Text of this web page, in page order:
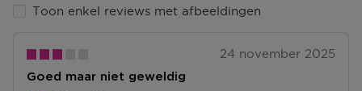
Na ontvangst van jouw bestelling producten heb je 14
Toon enkel reviews met afbeeldingen
24 november 2025
Goed maar niet geweldig